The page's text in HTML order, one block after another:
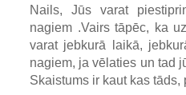
Nails, Jūs varat
nagiem .Vairs tāpēc, ka
varat jebkurā laikā,
nagiem, ja vēlaties un tad
Skaistums ir kaut kas